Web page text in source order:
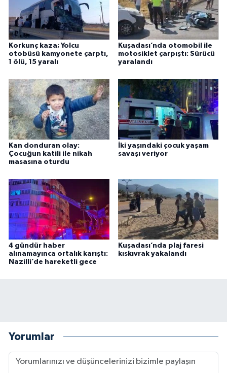
Korkunç kaza; Yolcu
otobüsü kamyonete çarptı,
1 ölü, 15 yaralı
Kuşadası’nda otomobil ile
motosiklet çarpıştı: Sürücü
yaralandı
Kan donduran olay:
Çocuğun katili ile nikah
masasına oturdu
İki yaşındaki çocuk yaşam
savaşı veriyor
4 gündür haber
alınamayınca ortalık karıştı:
Nazilli’de hareketli gece
Kuşadası’nda plaj faresi
kıskıvrak yakalandı
Yorumlar